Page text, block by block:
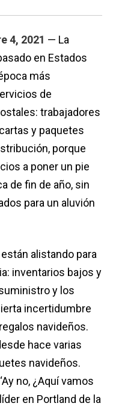
4, 2021 — La
en Estados
más
de
trabajadores
y paquetes
porque
a poner un pie
de fin de año, sin
para un aluvión
alistando para
inventarios bajos y
y los
incertidumbre
navideños.
hace varias
navideños.
no, ¿Aquí vamos
en Portland de la